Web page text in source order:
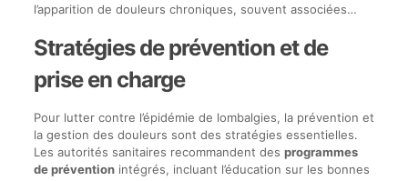
l’apparition de douleurs chroniques, souvent associées…
Stratégies de prévention et de
prise en charge
Pour lutter contre l’épidémie de lombalgies, la prévention et
la gestion des douleurs sont des stratégies essentielles.
Les autorités sanitaires recommandent des programmes
de préventionintégrés, incluant l’éducation sur les bonnes